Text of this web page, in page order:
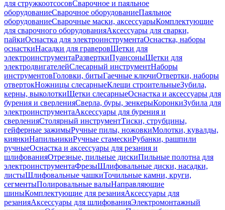
для стружкоотсосовСварочное и паяльное
оборудованиеСварочное оборудованиеПаяльное
оборудованиеСварочные маски, аксессуарыКомплектующие
для сварочного оборудованияАксессуары для сварки,
пайкиОснастка для электроинструментаОснастка, наборы
оснасткиНасадки для граверовЩетки для
электроинструментаРазверткиПуансоныЩетки для
электродвигателейСлесарный инструментНаборы
инструментовГоловки, битыГаечные ключиОтвертки, наборы
отвертокНожницы слесарныеКлещи строительныеЗубила,
керны, выколоткиЩетки слесарныеОснастка и аксессуары для
бурения и сверленияСверла, буры, зенкерыКоронкиЗубила для
электроинструментаАксессуары для бурения и
сверленияСтолярный инструментТиски, струбцины,
гейферные зажимыРучные пилы, ножовкиМолотки, кувалды,
киянкиНапильникиРучные стамескиРубанки, рашпили
ручныеОснастка и аксессуары для резания и
шлифованияОтрезные, пильные дискиПильные полотна для
электроинструментаФрезыШлифовальные диски, насадки,
листыШлифовальные чашкиТочильные камни, круги,
сегментыПолировальные валыНаправляющие
шиныКомплектующие для резанияАксессуары для
резанияАксессуары для шлифованияЭлектромонтажный